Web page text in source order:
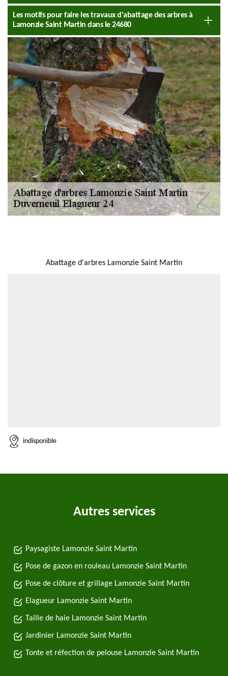
Les motifs pour faire les travaux d'abattage des arbres à
Lamonzie Saint Martin dans le 24680
Abattage d'arbres Lamonzie Saint Martin
indisponible
Autres services
Paysagiste Lamonzie Saint Martin
Pose de gazon en rouleau Lamonzie Saint Martin
Pose de clôture et grillage Lamonzie Saint Martin
Elagueur Lamonzie Saint Martin
Taille de haie Lamonzie Saint Martin
Jardinier Lamonzie Saint Martin
Tonte et réfection de pelouse Lamonzie Saint Martin